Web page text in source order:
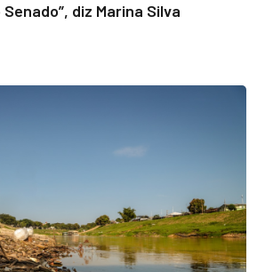
diz Marina Silva